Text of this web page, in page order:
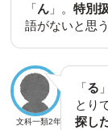
「ん」。 特別
語がないと思う
文科一類2年
「る
とり
探し